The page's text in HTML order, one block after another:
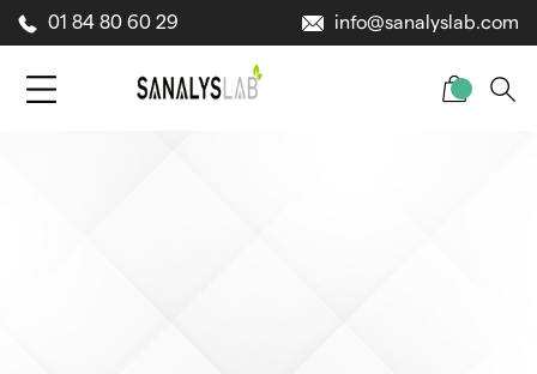
01 84 80 60 29 info@sanalyslab.com